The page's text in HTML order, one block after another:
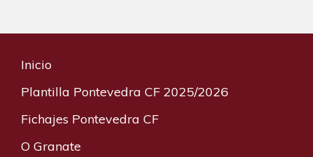
Inicio
Plantilla Pontevedra CF 2025/2026
Fichajes Pontevedra CF
O Granate